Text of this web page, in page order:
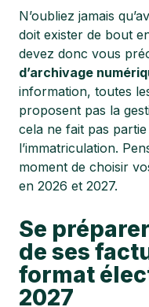
N’oubliez jamais
doit exister de bout
devez donc vous
d’archivage
information, toutes
proposent pas la
cela ne fait pas
l’immatriculation.
moment de choisir
en 2026 et 2027.
Se
de ses
format
2027